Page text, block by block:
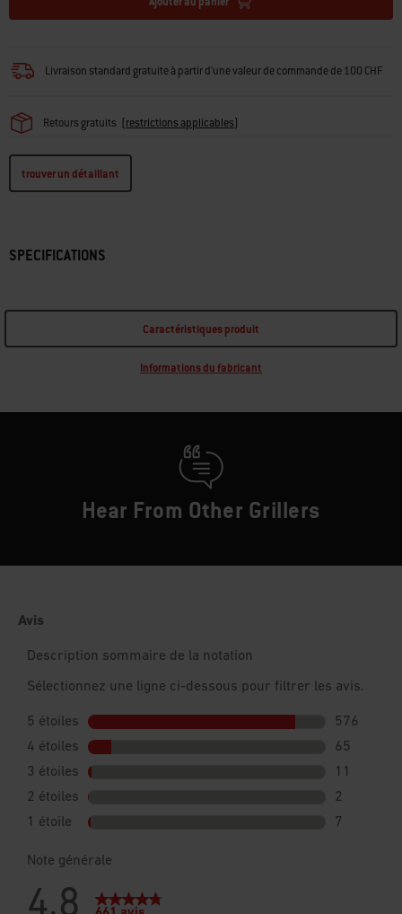
Livraison standard gratuite à partir d'une valeur de commande de 100 CHF
Retours gratuits (restrictions applicables)
trouver un détaillant
SPECIFICATIONS
Caractéristiques produit
Informations du fabricant
Hear From Other Grillers